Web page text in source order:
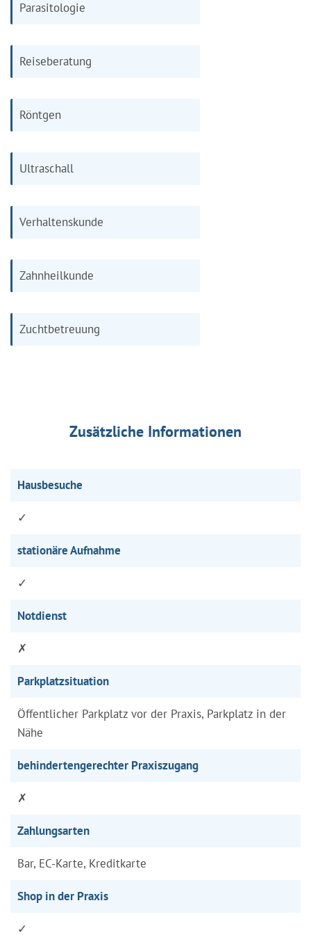
Parasitologie
Reiseberatung
Röntgen
Ultraschall
Verhaltenskunde
Zahnheilkunde
Zuchtbetreuung
Zusätzliche Informationen
Hausbesuche
✓
stationäre Aufnahme
✓
Notdienst
✗
Parkplatzsituation
Öffentlicher Parkplatz vor der Praxis, Parkplatz in der
Nähe
behindertengerechter Praxiszugang
✗
Zahlungsarten
Bar, EC-Karte, Kreditkarte
Shop in der Praxis
✓